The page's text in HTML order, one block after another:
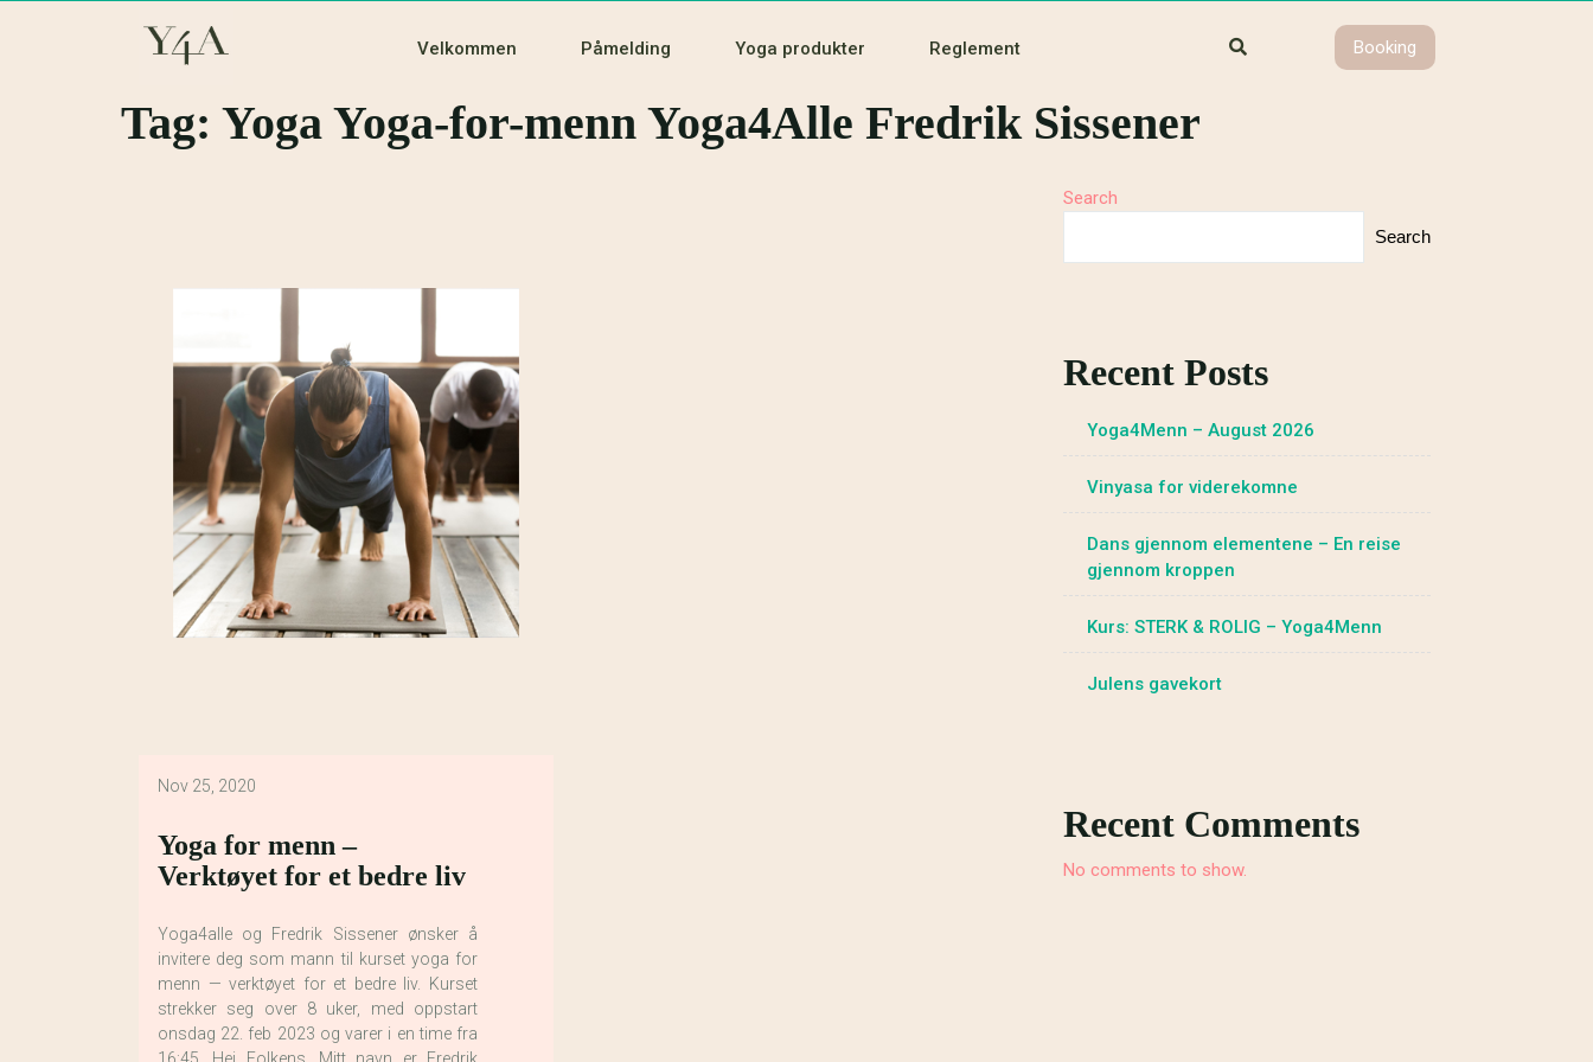
Velkommen Påmelding Yoga produkter Reglement Booking
Tag: Yoga Yoga-for-menn Yoga4Alle Fredrik Sissener
Nov 25, 2020
Yoga for menn –
Verktøyet for et bedre liv
Yoga4alle og Fredrik Sissener ønsker å
invitere deg som mann til kurset yoga for
menn — verktøyet for et bedre liv. Kurset
strekker seg over 8 uker, med oppstart
onsdag 22. feb 2023 og varer i en time fra
Search
Search
Recent Posts
Yoga4Menn – August 2026
Vinyasa for viderekomne
Dans gjennom elementene – En reise
gjennom kroppen
Kurs: STERK & ROLIG – Yoga4Menn
Julens gavekort
Recent Comments
No comments to show.